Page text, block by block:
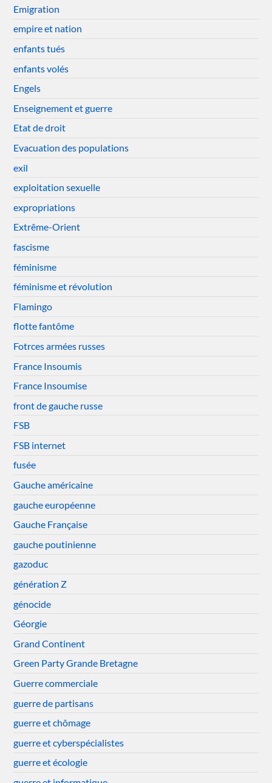
Emigration
empire et nation
enfants tués
enfants volés
Engels
Enseignement et guerre
Etat de droit
Evacuation des populations
exil
exploitation sexuelle
expropriations
Extrême-Orient
fascisme
féminisme
féminisme et révolution
Flamingo
flotte fantôme
Fotrces armées russes
France Insoumis
France Insoumise
front de gauche russe
FSB
FSB internet
fusée
Gauche américaine
gauche européenne
Gauche Française
gauche poutinienne
gazoduc
génération Z
génocide
Géorgie
Grand Continent
Green Party Grande Bretagne
Guerre commerciale
guerre de partisans
guerre et chômage
guerre et cyberspécialistes
guerre et écologie